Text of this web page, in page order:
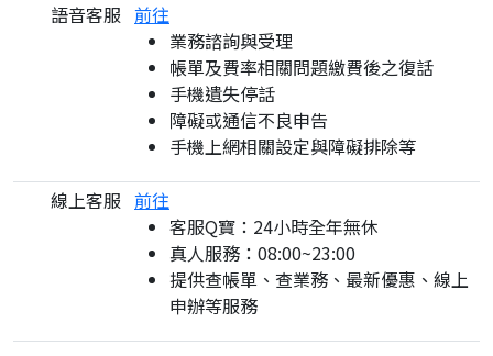
語音客服 前往
業務諮詢與受理
帳單及費率相關問題繳費後之復話
手機遺失停話
障礙或通信不良申告
手機上網相關設定與障礙排除等
線上客服 前往
客服Q寶：24小時全年無休
真人服務：08:00~23:00
提供查帳單、查業務、最新優惠、線上
申辦等服務